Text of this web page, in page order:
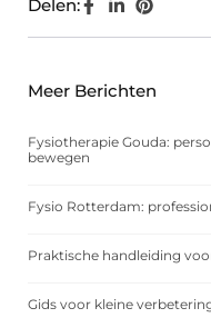
Delen:
Meer Berichten
Fysiotherapie Gouda:
bewegen
Fysio Rotterdam:
Praktische handleiding
Gids voor kleine